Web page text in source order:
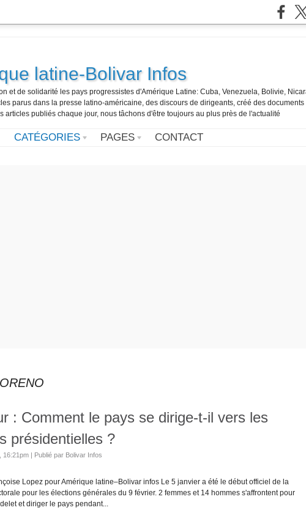
latine-Bolivar Infos
et de solidarité les pays progressistes d'Amérique Latine: Cuba, Venezuela, Bolivie,
parus dans la presse latino-américaine, des discours de dirigeants, créé des
articles publiés chaque jour, nous tâchons d'être toujours au plus près de l'actualité
CATÉGORIES PAGES CONTACT
: Comment le pays se dirige-t-il vers les
présidentielles ?
16:21pm | Publié par Bolivar Infos
Lopez pour Amérique latine–Bolivar infos Le 5 janvier a été le début officiel de la
pour les élections générales du 9 février. 2 femmes et 14 hommes s'affrontent pour
et diriger le pays pendant...